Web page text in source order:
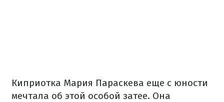
Киприотка Мария Параскева еще с юности
мечтала об этой особой затее. Она